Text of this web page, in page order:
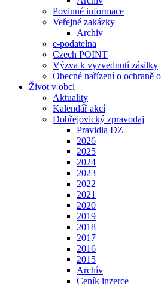
Povinné informace
Veřejné zakázky
Archiv
e-podatelna
Czech POINT
Výzva k vyzvednutí zásilky
Obecné nařízení o ochraně
Život v obci
Aktuality
Kalendář akcí
Dobřejovický zpravodaj
Pravidla DZ
2026
2025
2024
2023
2022
2021
2020
2019
2018
2017
2016
2015
Archív
Ceník inzerce